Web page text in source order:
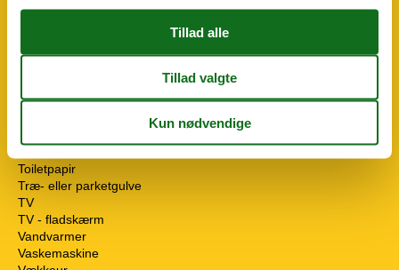
Radio
Sengetøj
Toiletpapir
Træ- eller parketgulve
TV
TV - fladskærm
Vandvarmer
Vaskemaskine